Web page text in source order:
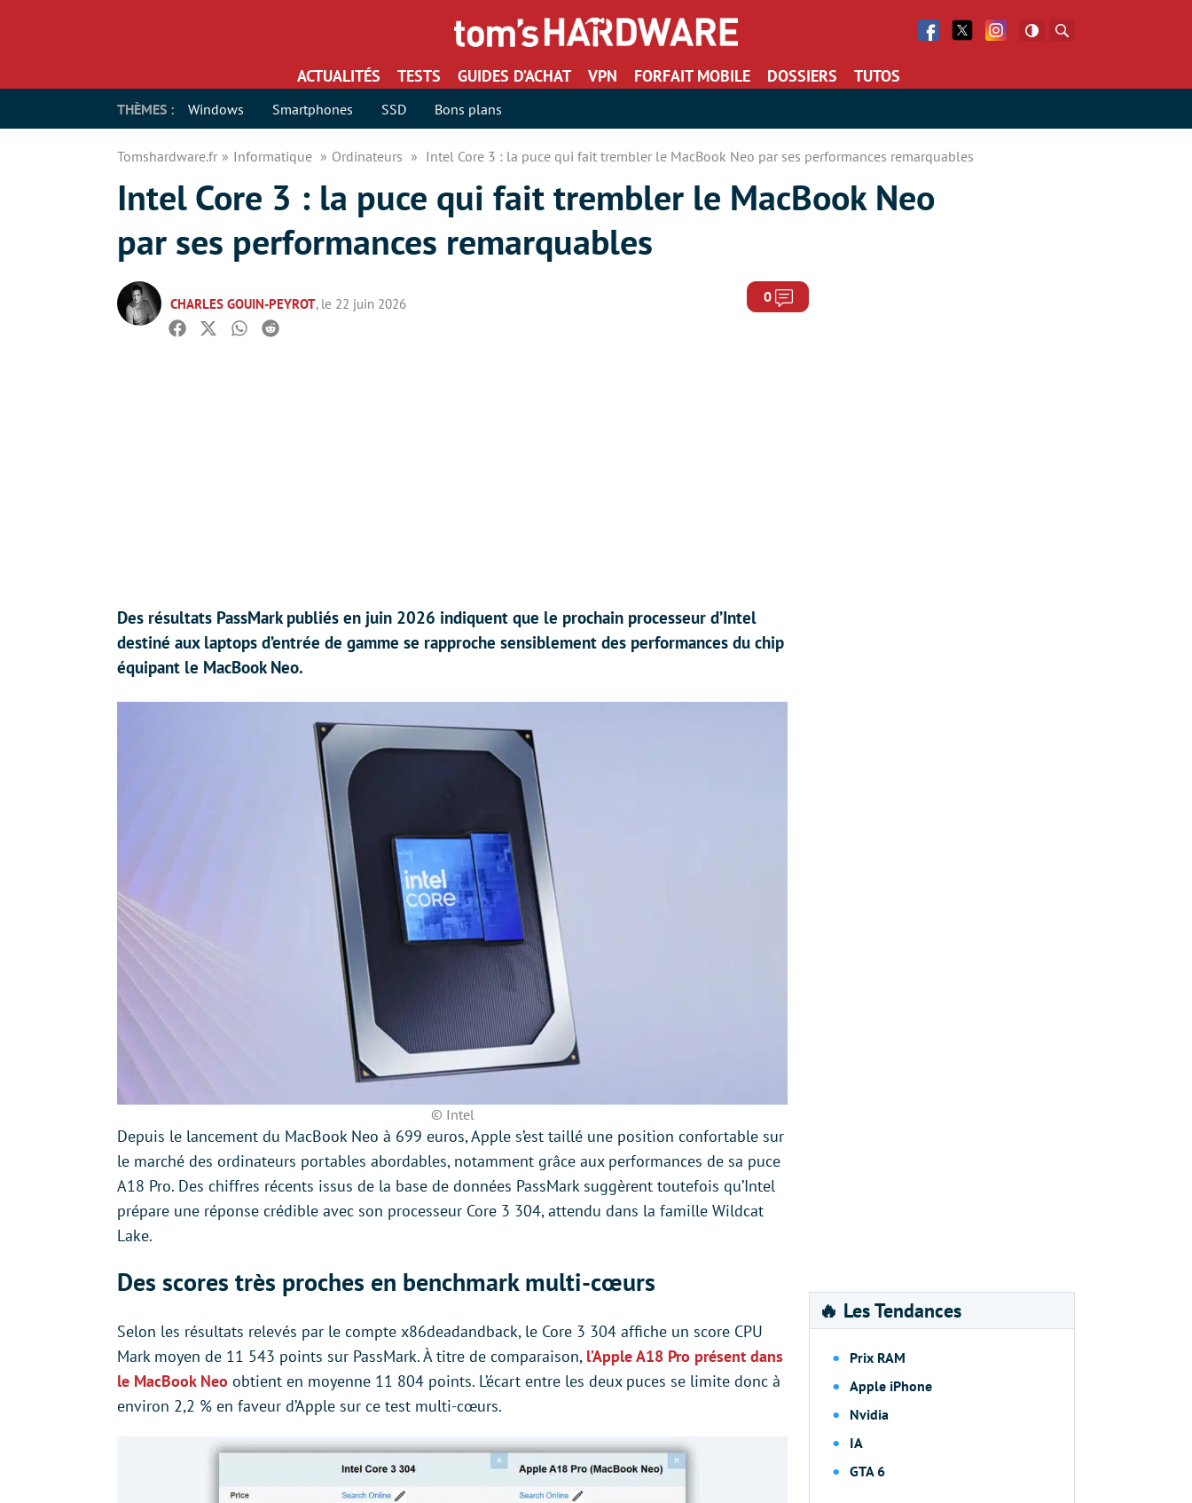
Facebook
Twitter Facebook
ACTUALITÉS TESTS GUIDES D’ACHAT VPN FORFAIT MOBILE DOSSIERS TUTOS
THÈMES : Windows Smartphones SSD Bons plans
Tomshardware.fr Informatique Ordinateurs Intel Core 3 : la puce qui fait trembler le MacBook Neo par ses performances remarquables
Intel Core 3 : la puce qui fait trembler le MacBook Neo
par ses performances remarquables
CHARLES GOUIN-PEYROT, le 22 juin 2026 0 Commentaires
Facebook
TwitterWhatsapp
Reddit
Des résultats PassMark publiés en juin 2026 indiquent que le prochain processeur d’Intel
destiné aux laptops d’entrée de gamme se rapproche sensiblement des performances du chip
équipant le MacBook Neo.
© Intel
Depuis le lancement du MacBook Neo à 699 euros, Apple s’est taillé une position confortable sur
le marché des ordinateurs portables abordables, notamment grâce aux performances de sa puce
A18 Pro. Des chiffres récents issus de la base de données PassMark suggèrent toutefois qu’Intel
prépare une réponse crédible avec son processeur Core 3 304, attendu dans la famille Wildcat
Lake.
Des scores très proches en benchmark multi-cœurs
Selon les résultats relevés par le compte x86deadandback, le Core 3 304 affiche un score CPU
Mark moyen de 11 543 points sur PassMark. À titre de comparaison, l’Apple A18 Pro présent dans
le MacBook Neo obtient en moyenne 11 804 points. L’écart entre les deux puces se limite donc à
environ 2,2 % en faveur d’Apple sur ce test multi-cœurs.
🔥 Les Tendances
Prix RAM
Apple iPhone
Nvidia
IA
GTA 6